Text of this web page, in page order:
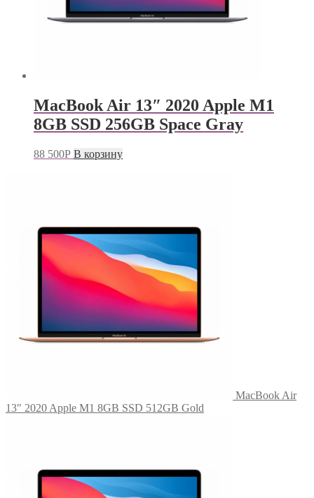
MacBook Air 13″ 2020 Apple M1
8GB SSD 256GB Space Gray
88 500Р В корзину
MacBook Air
13" 2020 Apple M1 8GB SSD 512GB Gold